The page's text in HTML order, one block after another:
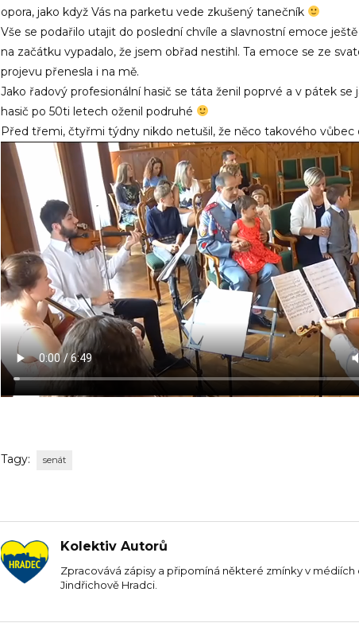
opora, jako když Vás na parketu vede zkušený tanečník
Vše se podařilo utajit do poslední chvíle a slavnostní emoce
na začátku vypadalo, že jsem obřad nestihl. Ta emoce se ze
projevu přenesla i na mě.
Jako řadový profesionální hasič se táta ženil poprvé a v pátek se
hasič po 50ti letech oženil podruhé
Před třemi, čtyřmi týdny nikdo netušil, že něco takového vůbec
Tagy: senát
Kolektiv Autorů
Zpracovává zápisy a připomíná některé zmínky v médiích
Jindřichově Hradci.